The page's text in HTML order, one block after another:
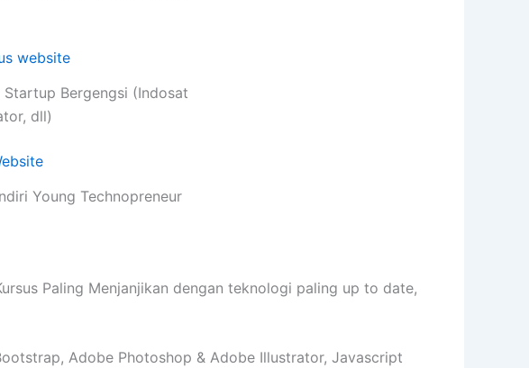
Bergengsi (Indosat
dll)
Young Technopreneur
Paling Menjanjikan dengan teknologi paling up to date,
Adobe Photoshop & Adobe Illustrator, Javascript